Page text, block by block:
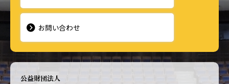
お問い合わせ
公益財団法人